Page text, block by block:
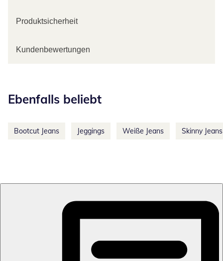
Produktsicherheit
Kundenbewertungen
Ebenfalls beliebt
Bootcut Jeans Jeggings Weiße Jeans Skinny Jeans